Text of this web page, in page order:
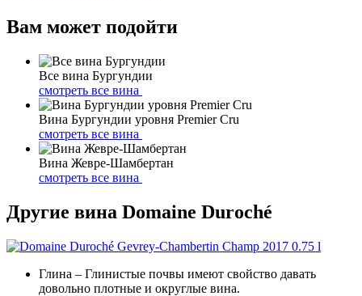
Вам может подойти
Все вина Бургундии
смотреть все вина
Вина Бургундии уровня Premier Cru
смотреть все вина
Вина Жевре-Шамбертан
смотреть все вина
Другие вина Domaine Duroché
Глина – Глинистые почвы имеют свойство давать
довольно плотные и округлые вина.